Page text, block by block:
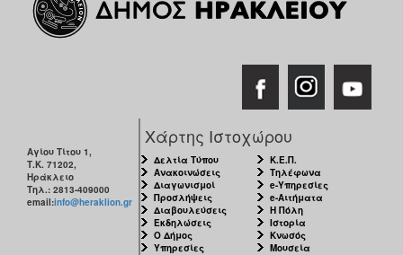
Αγίου Τίτου 1,
Τ.Κ. 71202,
Ηράκλειο
Τηλ.: 2813-409000
email:info@heraklion.gr
Χάρτης Ιστοχώρου
Δελτία Τύπου
Ανακοινώσεις
Διαγωνισμοί
Προσλήψεις
Διαβουλεύσεις
Εκδηλώσεις
Ο Δήμος
Υπηρεσίες
Κ.Ε.Π.
Τηλέφωνα
e-Υπηρεσίες
e-Αιτήματα
Η Πόλη
Ιστορία
Κνωσός
Μουσεία